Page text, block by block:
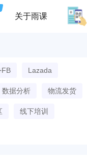
关于雨课
Lazada
数据分析 物流发货
线下培训